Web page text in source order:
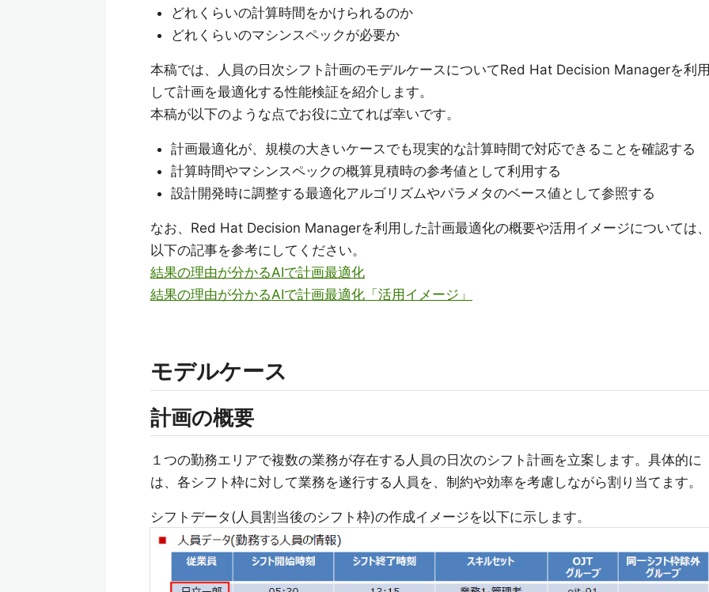
どれくらいの計算時間をかけられるのか
どれくらいのマシンスペックが必要か
本稿では、人員の日次シフト計画のモデルケースについてRed Hat Decision Managerを利
して計画を最適化する性能検証を紹介します。
本稿が以下のような点でお役に立てれば幸いです。
計画最適化が、規模の大きいケースでも現実的な計算時間で対応できることを確認する
計算時間やマシンスペックの概算見積時の参考値として利用する
設計開発時に調整する最適化アルゴリズムやパラメタのベース値として参照する
なお、Red Hat Decision Managerを利⽤した計画最適化の概要や活用イメージについては
以下の記事を参考にしてください。
結果の理由が分かるAIで計画最適化
結果の理由が分かるAIで計画最適化「活用イメージ」
モデルケース
計画の概要
１つの勤務エリアで複数の業務が存在する人員の日次のシフト計画を立案します。具体的に
は、各シフト枠に対して業務を遂行する人員を、制約や効率を考慮しながら割り当てます。
シフトデータ(⼈員割当後のシフト枠)の作成イメージを以下に示します。